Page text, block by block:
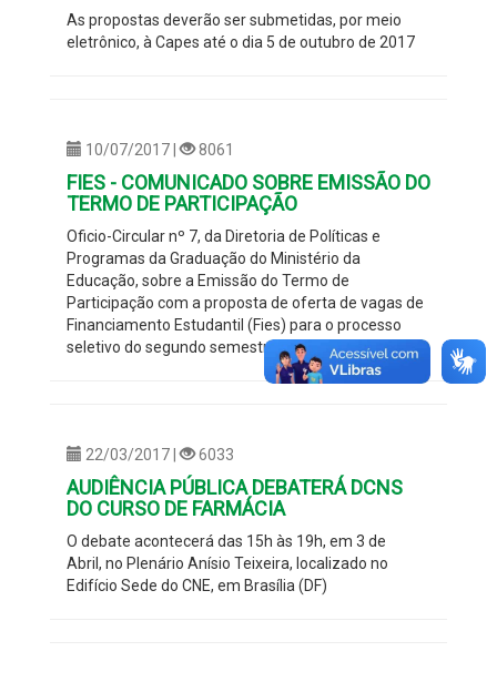
As propostas deverão ser submetidas, por meio
eletrônico, à Capes até o dia 5 de outubro de 2017
10/07/2017 | 8061
FIES - COMUNICADO SOBRE EMISSÃO DO
TERMO DE PARTICIPAÇÃO
Oficio-Circular nº 7, da Diretoria de Políticas e
Programas da Graduação do Ministério da
Educação, sobre a Emissão do Termo de
Participação com a proposta de oferta de vagas de
Financiamento Estudantil (Fies) para o processo
seletivo do segundo semestre de 2017
22/03/2017 | 6033
AUDIÊNCIA PÚBLICA DEBATERÁ DCNS
DO CURSO DE FARMÁCIA
O debate acontecerá das 15h às 19h, em 3 de
Abril, no Plenário Anísio Teixeira, localizado no
Edifício Sede do CNE, em Brasília (DF)